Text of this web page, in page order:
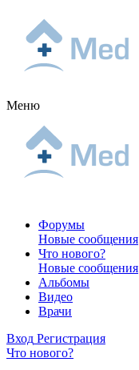
Меню
Форумы
Новые сообщения
Что нового?
Новые сообщения
Альбомы
Видео
Врачи
Вход Регистрация
Что нового?